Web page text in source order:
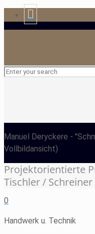
Manuel Deryckere -
Vollbildansicht)
Projektorientierte
Tischler / Schreiner
0
Handwerk u. Technik